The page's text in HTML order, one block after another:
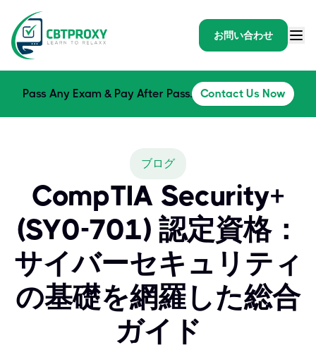
お問い合わせ
Pass Any Exam & Pay After Pass. Contact Us Now
ブログ
CompTIA Security+
(SY0-701) 認定資格：
サイバーセキュリティ
の基礎を網羅した総合
ガイド